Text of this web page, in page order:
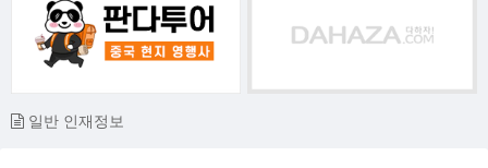
일반 인재정보